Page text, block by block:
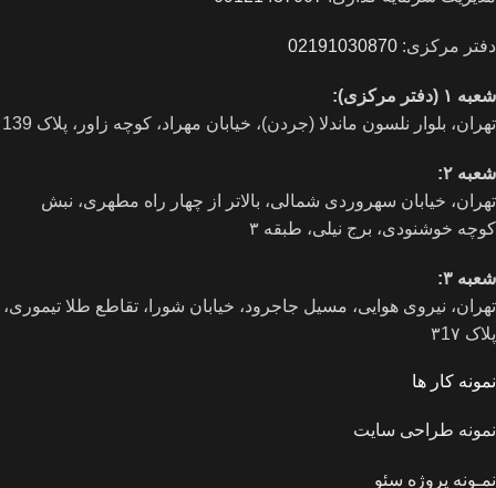
دفتر مرکزی: 02191030870
شعبه ۱ (دفتر مرکزی):
تهران، بلوار نلسون ماندلا (جردن)، خیابان مهراد، کوچه زاور، پلاک 139
شعبه ۲:
تهران، خيابان سهروردی شمالی، بالاتر از چهار راه مطهری، نبش
کوچه خوشنودی، برج نیلی، طبقه ۳
شعبه ۳:
تهران، نیروی هوایی، مسیل جاجرود، خیابان شورا، تقاطع طلا تیموری،
پلاک ۳1۷
نمونه کار ها
نمونه طراحی سایت
نمـونه پروژه سئو